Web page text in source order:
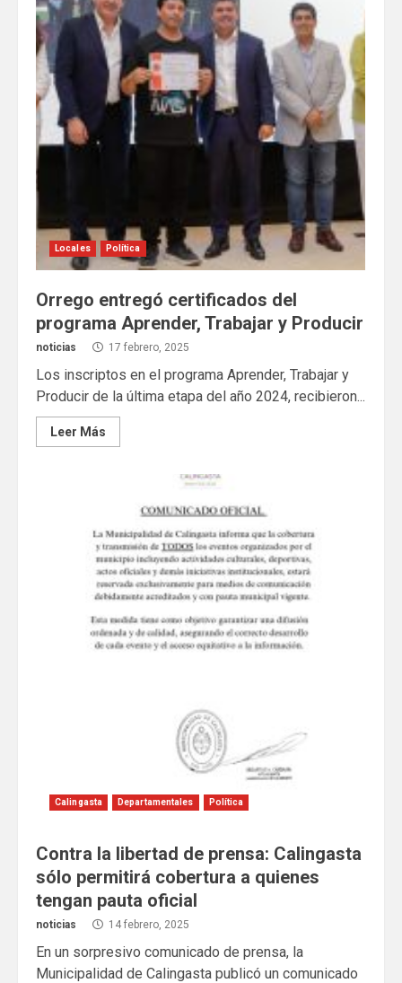
Locales Política
Orrego entregó certificados del
programa Aprender, Trabajar y Producir
noticias 17 febrero, 2025
Los inscriptos en el programa Aprender, Trabajar y
Producir de la última etapa del año 2024, recibieron...
Leer Más
Calingasta Departamentales Política
Contra la libertad de prensa: Calingasta
sólo permitirá cobertura a quienes
tengan pauta oficial
noticias 14 febrero, 2025
En un sorpresivo comunicado de prensa, la
Municipalidad de Calingasta publicó un comunicado